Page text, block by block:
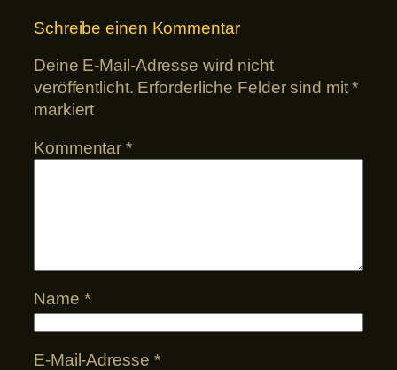
Schreibe einen Kommentar
Deine E-Mail-Adresse wird nicht
veröffentlicht. Erforderliche Felder sind mit*
markiert
Kommentar*
Name *
E-Mail-Adresse *